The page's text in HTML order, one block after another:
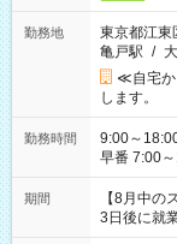
勤務地
東京都江東
亀戸駅 /
≪自宅か
します。
勤務時間
9:00～18:00（休憩60分）
早番 7:00～
と休みを合
「できれ
ね。 ※Wワーク希望の方へ 今ご覧のお仕事で希望する勤務時間
と、もう1
期間
【8月中
3日後に就